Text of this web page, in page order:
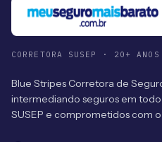
CORRETORA SUSEP · 20+ ANOS
Blue Stripes Corretora de
intermediando seguros em todo
SUSEP e comprometidos com